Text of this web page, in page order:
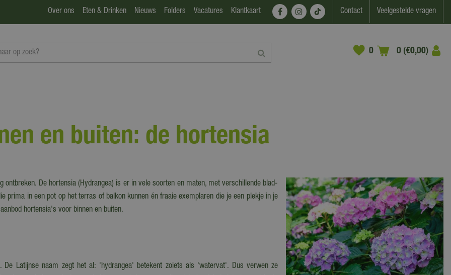
Over ons Eten & Drinken Nieuws Folders Vacatures Klantkaart Contact Veelgestelde vragen
0 (€0,00)
en buiten: de hortensia
De hortensia (Hydrangea) is er in vele soorten en maten, met verschillende blad-
prima in een pot op het terras of balkon kunnen én fraaie exemplaren die je een plekje in je
hortensia's voor binnen en buiten.
Latijnse naam zegt het al: 'hydrangea' betekent zoiets als 'watervat'. Dus verwen ze